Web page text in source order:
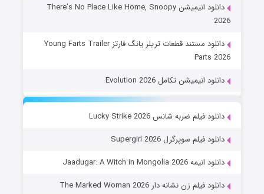
دانلود انیمیشن There’s No Place Like Home, Snoopy
2026
دانلود مستند قطعات تریلر یانگ فارتز Young Farts Trailer
Parts 2026
دانلود انیمیشن تکامل Evolution 2026
دانلود فیلم ضربه شانس Lucky Strike 2026
دانلود فیلم سوپرگرل Supergirl 2026
دانلود انیمه Jaadugar: A Witch in Mongolia 2026
دانلود فیلم زن نشانه دار The Marked Woman 2026